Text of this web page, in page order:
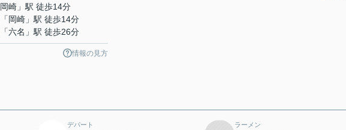
岡崎 」駅 徒歩14分
「 岡崎 」駅 徒歩14分
「六名 」駅 徒歩26分
情報の見方
デパート ラーメン